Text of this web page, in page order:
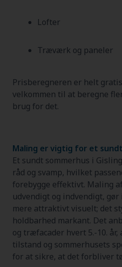
Lofter
Træværk og paneler
Prisberegneren er helt
velkommen til at beregne
brug for det.
Maling er vigtig for et
Et sundt sommerhus i
råd og svamp, hvilket
forebygge effektivt. Maling
udvendigt og indvendigt,
mere attraktivt visuelt; det
holdbarhed markant. Det
og træfacader hvert 5.-10.
tilstand og sommerhusets
for at sikre, at det forbliver